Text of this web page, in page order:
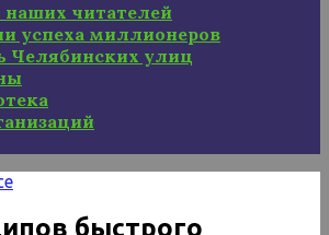
наших читателей
успеха миллионеров
Челябинских улиц
быстрого